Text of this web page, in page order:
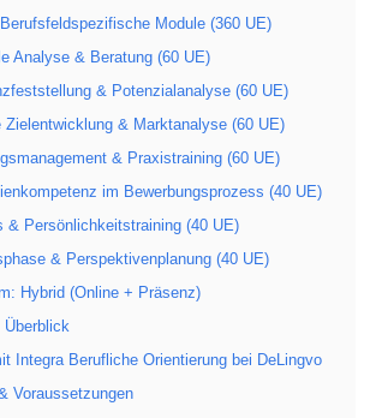
Module (360 UE)
Analyse & Beratung (60 UE)
& Potenzialanalyse (60 UE)
Zielentwicklung & Marktanalyse (60 UE)
& Praxistraining (60 UE)
im Bewerbungsprozess (40 UE)
& Persönlichkeitstraining (40 UE)
& Perspektivenplanung (40 UE)
Hybrid (Online + Präsenz)
Überblick
Integra Berufliche Orientierung bei DeLingvo
Voraussetzungen